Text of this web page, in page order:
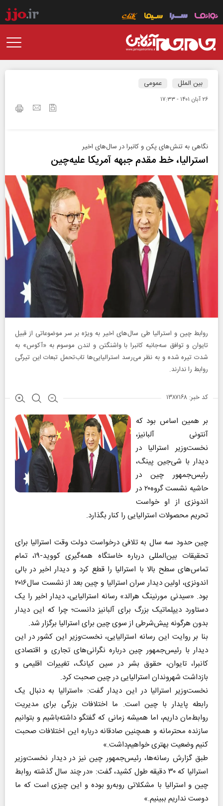
بین الملل عمومی
۲۶ آبان ۱۴۰۱ - ۱۷:۳۳
نگاهی به تنش‌های پکن و کانبرا در سال‌های اخیر
استرالیا، خط‌ مقدم جبهه آمریکا علیه‌چین
روابط چین و استرالیا طی سال‌های اخیر به ویژه بر سر موضوعاتی از قبیل
تایوان و توافق سه‌جانبه کانبرا با واشنگتن و لندن موسوم به «آکوس» به
شدت تیره شده و به نظر می‌رسد استرالیایی‌ها تاب‌تحمل تبعات این تیرگی
روابط را ندارند.
کد خبر: ۱۳۸۷۱۶۸
بر همین اساس بود که
آنتونی آلبانیز،
نخست‌وزیر استرالیا در
دیدار با شی‌جین پینگ،
رئیس‌جمهور چین در
حاشیه نشست گروه۲۰ در
اندونزی از او خواست
تحریم محصولات استرالیایی را کنار بگذارد.
چین حدود سه سال به تلافی درخواست دولت وقت استرالیا برای
تحقیقات بین‌المللی درباره خاستگاه همه‌گیری کووید-۱۹، تمام
تماس‌های سطح بالا با استرالیا را قطع کرد و دیدار اخیر در بالی
اندونزی، اولین دیدار سران استرالیا و چین بعد از نشست سال۲۰۱۶
بود. «سیدنی مورنینگ هرالد» رسانه استرالیایی، دیدار اخیر را یک
دستاورد دیپلماتیک بزرگ برای آلبانیز دانست؛ چرا که این دیدار
بدون هرگونه پیش‌شرطی از سوی چین برای استرالیا برگزار شد.
بنا بر روایت این رسانه استرالیایی، نخست‌وزیر این کشور در این
دیدار با رئیس‌جمهور چین درباره نگرانی‌های تجاری و اقتصادی
کانبرا، تایوان، حقوق بشر در سین کیانگ، تغییرات اقلیمی و
بازداشت شهروندان استرالیایی در چین صحبت کرد.
نخست‌وزیر استرالیا در این دیدار گفت: «استرالیا به دنبال یک
رابطه پایدار با چین است. ما اختلافات بزرگی برای مدیریت
روابط‌مان داریم، اما همیشه زمانی که گفتگو داشته‌باشیم و بتوانیم
سازنده محترمانه و همچنین صادقانه درباره این اختلافات صحبت
کنیم وضعیت بهتری خواهیم‌داشت.»
طبق گزارش رسانه‌ها، رئیس‌جمهور چین نیز در دیدار نخست‌وزیر
استرالیا که ۳۰ دقیقه طول کشید، گفت: «در چند سال گذشته روابط
چین و استرالیا با مشکلاتی روبه‌رو بوده و این چیزی است که ما
دوست نداریم ببینیم.»